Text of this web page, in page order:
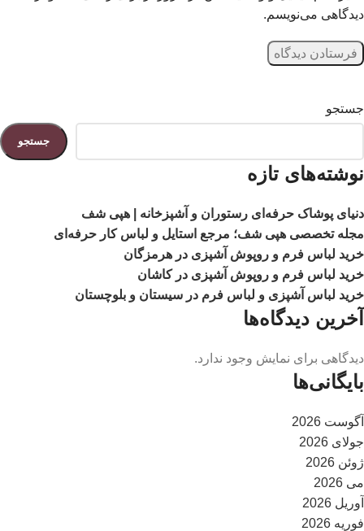
دیدگاهی می‌نویسم.
جستجو
جستجو
نوشته‌های تازه
دنیای پوشاک حرفه‌ای رستوران و آشپزخانه | هپی شف
مجله تخصصی هپی شف؛ مرجع استایل و لباس کار حرفه‌ای
خرید لباس فرم و روپوش آشپزی در هرمزگان
خرید لباس فرم و روپوش آشپزی در کاشان
خرید لباس آشپزی و لباس فرم در سیستان و بلوچستان
آخرین دیدگاه‌ها
دیدگاهی برای نمایش وجود ندارد.
بایگانی‌ها
آگوست 2026
جولای 2026
ژوئن 2026
می 2026
آوریل 2026
فوریه 2026